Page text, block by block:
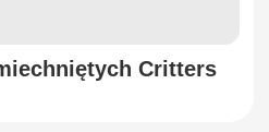
Critters